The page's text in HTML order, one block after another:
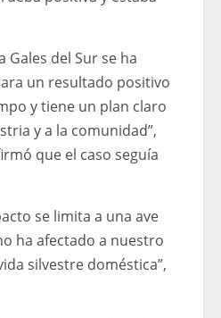
Gales del Sur se ha
un resultado positivo
y tiene un plan claro
y a la comunidad”,
que el caso seguía
se limita a una ave
ha afectado a nuestro
silvestre doméstica”,